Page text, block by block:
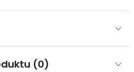
(0)